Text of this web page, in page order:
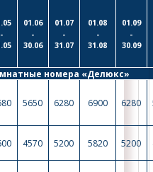
-
01.06
-
30.06
01.07
-
31.07
01.08
-
31.08
01.09
-
30.09
номера «Делюкс»
5650 6280 6900 6280
4570 5200 5820 5200